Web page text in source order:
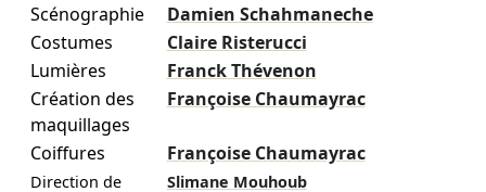
Scénographie
Damien Schahmaneche
Costumes
Claire Risterucci
Lumières
Franck Thévenon
Création des
maquillages
Françoise Chaumayrac
Coiffures Françoise Chaumayrac
Direction de
Slimane Mouhoub